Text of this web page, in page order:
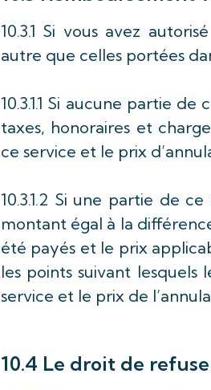
10.3.1 Si vous avez
autre que celles portées
10.3.1.1 Si aucune partie
taxes, honoraires et
ce service et le prix
10.3.1.2 Si une partie de
montant égal à la
été payés et le prix
les points suivant lesquels
service et le prix de
10.4 Le droit de